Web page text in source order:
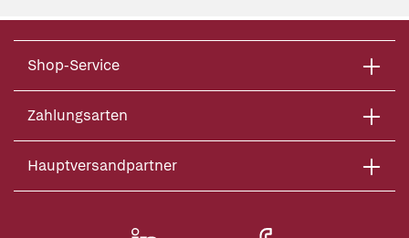
Shop-Service
Zahlungsarten
Hauptversandpartner